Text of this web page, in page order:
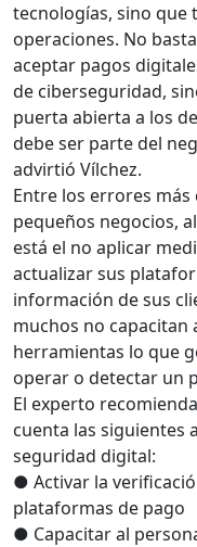
tecnologías, sino que
operaciones. No
aceptar pagos
de ciberseguridad,
puerta abierta a los
debe ser parte del
advirtió Vílchez.
Entre los errores
pequeños negocios,
está el no aplicar
actualizar sus
información de sus
muchos no capacitan
herramientas lo que
operar o detectar un
El experto
cuenta las siguientes
seguridad digital:
● Activar la
plataformas de pago
● Capacitar al